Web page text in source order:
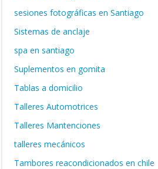
sesiones fotográficas en Santiago
Sistemas de anclaje
spa en santiago
Suplementos en gomita
Tablas a domicilio
Talleres Automotrices
Talleres Mantenciones
talleres mecánicos
Tambores reacondicionados en chile